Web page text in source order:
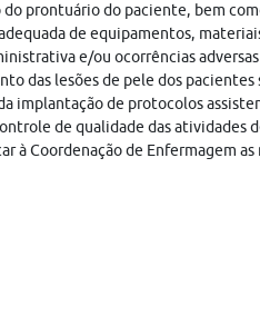
prontuário do paciente, bem
de equipamentos,
e/ou ocorrências
das lesões de pele dos
implantação de protocolos
de qualidade das
à Coordenação de Enfermagem